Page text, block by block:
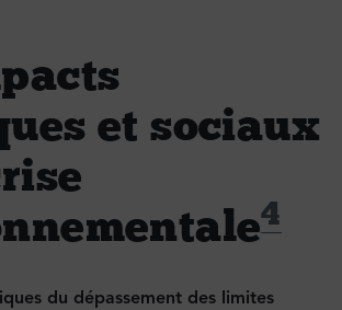
et sociaux
4
du dépassement des limites